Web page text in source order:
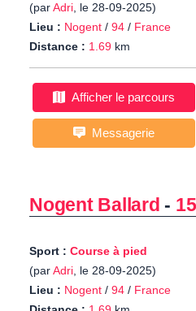
(parAdri, le 28-09-2025)
Lieu : Nogent / 94 / France
Distance : 1.69 km
Afficher le parcours
Messagerie
Nogent Ballard -
Sport : Course à pied
(parAdri, le 28-09-2025)
Lieu : Nogent / 94 / France